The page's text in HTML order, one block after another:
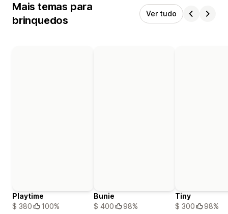
Mais temas para
brinquedos
Ver tudo
Playtime
$ 380
100%
Bunie
$ 400
98%
Tiny
$ 300
98%